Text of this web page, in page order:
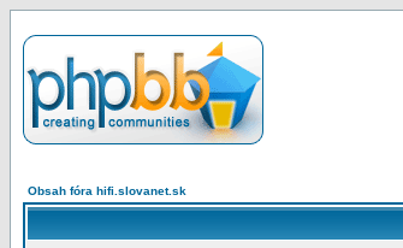
Obsah fóra hifi.slovanet.sk